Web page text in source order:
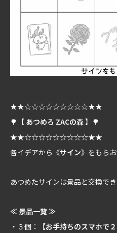
★★☆☆☆☆☆☆☆☆☆★★
🌳【 あつめろ ZACの森】🌳
★★☆☆☆☆☆☆☆☆☆★★
各イデアから《サイン》をもらお
あつめたサインは景品と交換で
≪ 景品一覧 ≫
・３個：
【お手持ちのスマホで